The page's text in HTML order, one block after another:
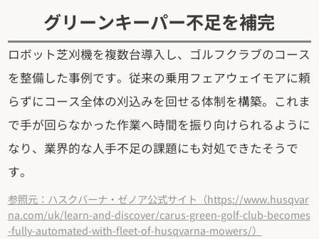
グリーンキーパー不足を補完
ロボット芝刈機を複数台導入し、ゴルフクラブのコース
を整備した事例です。従来の乗用フェアウェイモアに頼
らずにコース全体の刈込みを回せる体制を構築。これま
で手が回らなかった作業へ時間を振り向けられるように
なり、業界的な人手不足の課題にも対処できたそうで
す。
参照元：ハスクバーナ・ゼノア公式サイト（https://www.husqvar
na.com/uk/learn-and-discover/carus-green-golf-club-becomes
-fully-automated-with-fleet-of-husqvarna-mowers/）